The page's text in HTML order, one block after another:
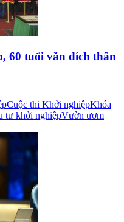
60 tuổi vẫn đích thân
Cuộc thi Khởi nghiệpKhóa
tư khởi nghiệpVườn ươm